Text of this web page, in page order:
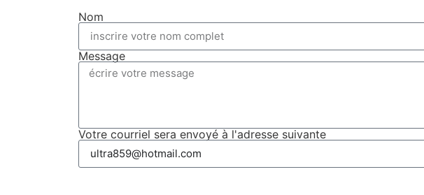
Nom
Message
Votre courriel sera envoyé à l'adresse suivante